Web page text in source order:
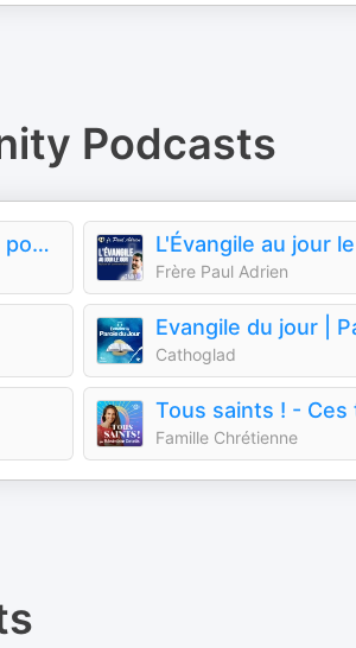
Podcasts
La Bible en un an : le podcast chrétien
Frère Paul Adrien
Cathoglad
Famille Chrétienne